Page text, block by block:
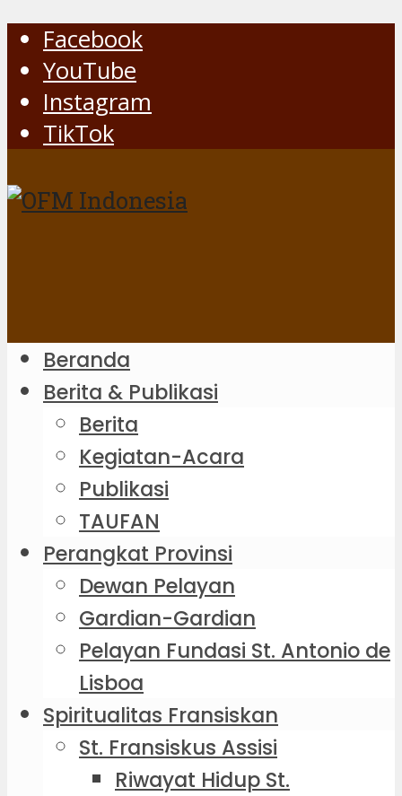
Facebook
YouTube
Instagram
TikTok
Beranda
Berita & Publikasi
Berita
Kegiatan-Acara
Publikasi
TAUFAN
Perangkat Provinsi
Dewan Pelayan
Gardian-Gardian
Pelayan Fundasi St. Antonio de
Lisboa
Spiritualitas Fransiskan
St. Fransiskus Assisi
Riwayat Hidup St.